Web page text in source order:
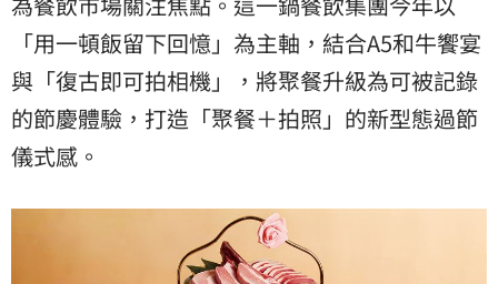
「用一頓飯留下回憶」為主軸，結合A5和牛饗宴
與「復古即可拍相機」，將聚餐升級為可被記錄
的節慶體驗，打造「聚餐＋拍照」的新型態過節
儀式感。